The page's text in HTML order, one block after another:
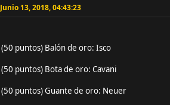
Junio 13, 2018, 04:43:23
(50 puntos) Balón de oro: Isco
(50 puntos) Bota de oro: Cavani
(50 puntos) Guante de oro: Neuer